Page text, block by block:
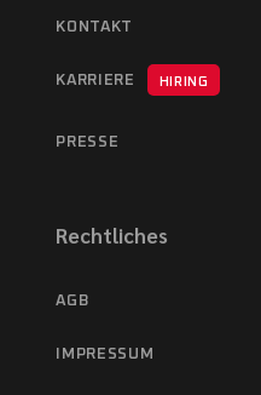
KONTAKT
KARRIERE HIRING
PRESSE
Rechtliches
AGB
IMPRESSUM